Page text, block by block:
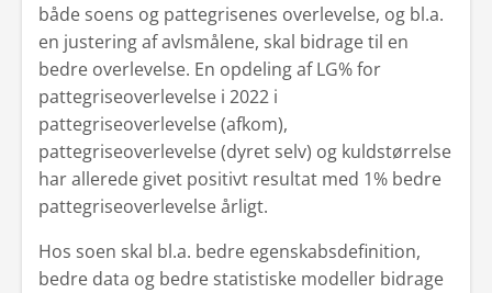
både soens og pattegrisenes overlevelse, og bl.a.
en justering af avlsmålene, skal bidrage til en
bedre overlevelse. En opdeling af LG% for
pattegriseoverlevelse i 2022 i
pattegriseoverlevelse (afkom),
pattegriseoverlevelse (dyret selv) og kuldstørrelse
har allerede givet positivt resultat med 1% bedre
pattegriseoverlevelse årligt.
Hos soen skal bl.a. bedre egenskabsdefinition,
bedre data og bedre statistiske modeller bidrage